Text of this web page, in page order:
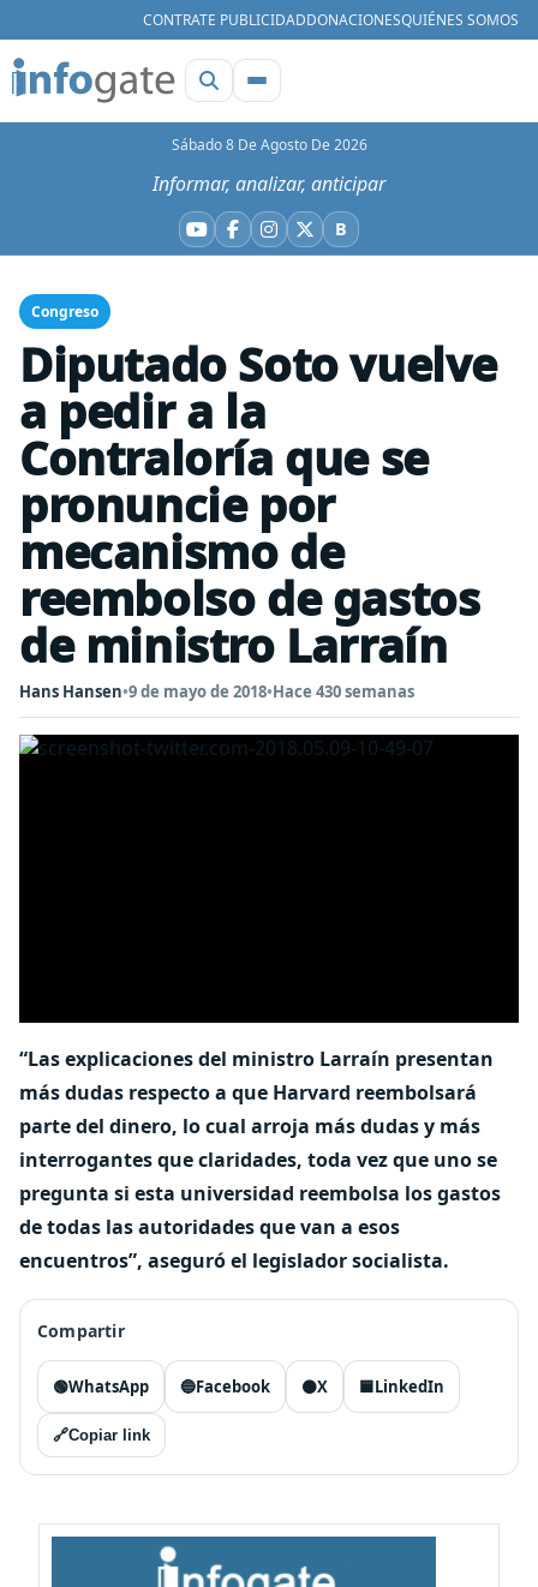
CONTRATE PUBLICIDADDONACIONESQUIÉNES SOMOS
Sábado 8 De Agosto De 2026
Informar, analizar, anticipar
YouTube
Facebook
Instagram
X BBluesky
Congreso
Diputado Soto vuelve
a pedir a la
Contraloría que se
pronuncie por
mecanismo de
reembolso de gastos
de ministro Larraín
Hans Hansen•9 de mayo de 2018•Hace 430 semanas
“Las explicaciones del ministro Larraín presentan
más dudas respecto a que Harvard reembolsará
parte del dinero, lo cual arroja más dudas y más
interrogantes que claridades, toda vez que uno se
pregunta si esta universidad reembolsa los gastos
de todas las autoridades que van a esos
encuentros”, aseguró el legislador socialista.
Compartir
🟢WhatsApp 🔵Facebook ⚫X 🟦LinkedIn
🔗Copiar link